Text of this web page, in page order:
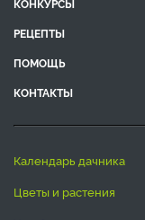
КОНКУРСЫ
РЕЦЕПТЫ
ПОМОЩЬ
КОНТАКТЫ
календарь дачника
цветы и растения